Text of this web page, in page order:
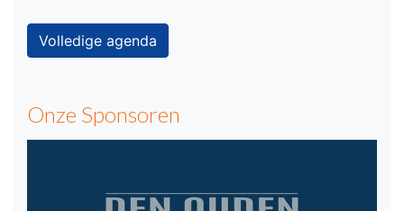
Volledige agenda
Onze Sponsoren